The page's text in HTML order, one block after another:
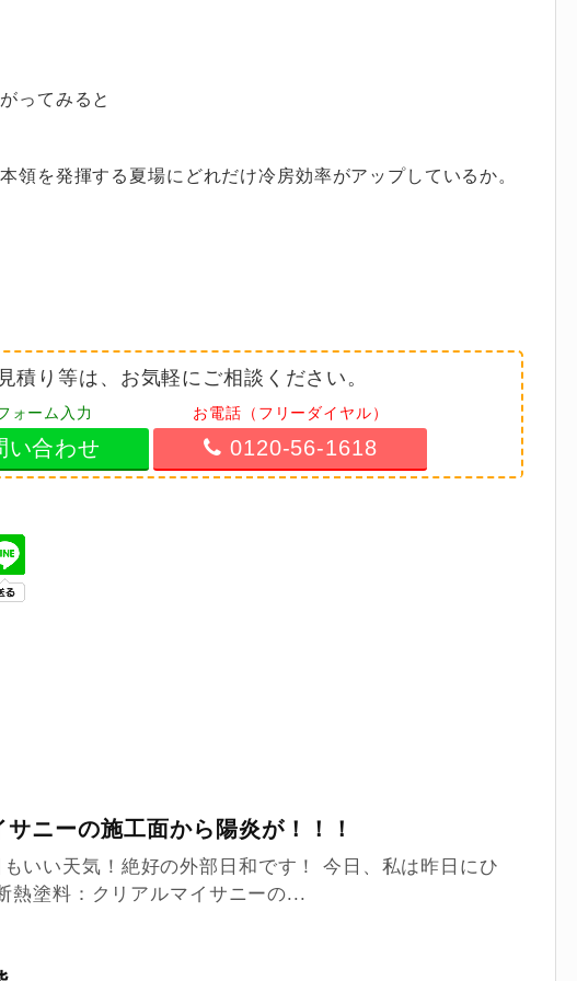
ってみると
領を発揮する夏場にどれだけ冷房効率がアップしているか。
積り等は、お気軽にご相談ください。
ォーム入力
い合わせ
お電話（フリーダイヤル）
0120-56-1618
サニーの施工面から陽炎が！！！
いい天気！絶好の外部日和です！ 今日、私は昨日にひ
熱塗料：クリアルマイサニーの...